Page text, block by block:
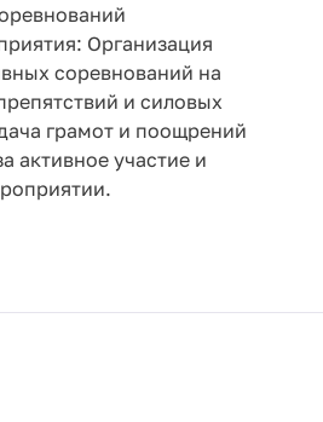
Организация
соревнований на
и силовых
грамот и поощрений
активное участие и